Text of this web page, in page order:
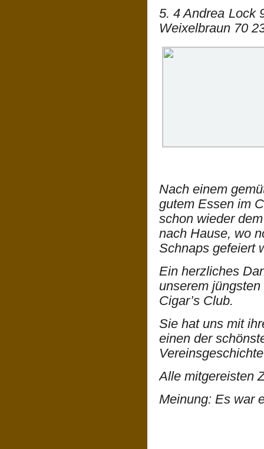
5. 4 Andrea Lock
Weixelbraun 70
Nach einem
gutem Essen im
schon wieder
nach Hause, wo
Schnaps gefeiert
Ein herzliches
unserem
Cigar’s Club.
Sie hat uns mit
einen der
Alle mitgereisten
Meinung: Es war